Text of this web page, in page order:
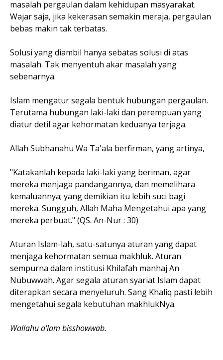
masalah pergaulan dalam kehidupan masyarakat.
Wajar saja, jika kekerasan semakin meraja, pergaulan
bebas makin tak terbatas.
Solusi yang diambil hanya sebatas solusi di atas
masalah. Tak menyentuh akar masalah yang
sebenarnya.
Islam mengatur segala bentuk hubungan pergaulan.
Terutama hubungan laki-laki dan perempuan yang
diatur detil agar kehormatan keduanya terjaga.
Allah Subhanahu Wa Ta'ala berfirman, yang artinya,
"Katakanlah kepada laki-laki yang beriman, agar
mereka menjaga pandangannya, dan memelihara
kemaluannya; yang demikian itu lebih suci bagi
mereka. Sungguh, Allah Maha Mengetahui apa yang
mereka perbuat." (QS. An-Nur : 30)
Aturan Islam-lah, satu-satunya aturan yang dapat
menjaga kehormatan semua makhluk. Aturan
sempurna dalam institusi Khilafah manhaj An
Nubuwwah. Agar segala aturan syariat Islam dapat
diterapkan secara menyeluruh. Sang Khaliq pasti lebih
mengetahui segala kebutuhan makhlukNya.
Wallahu a'lam bisshowwab.